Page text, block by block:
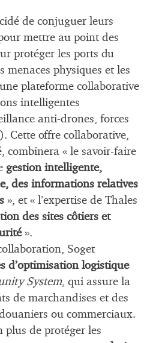
de conjuguer leurs
mettre au point des
protéger les ports du
menaces physiques et les
plateforme collaborative
intelligentes
anti-drones, forces
Cette offre collaborative,
combinera « le savoir-faire
gestion intelligente,
des informations relatives
», et « l’expertise de Thales
des sites côtiers et
».
Soget
d’optimisation logistique
System, qui assure la
de marchandises et des
ou commerciaux.
plus de protéger les